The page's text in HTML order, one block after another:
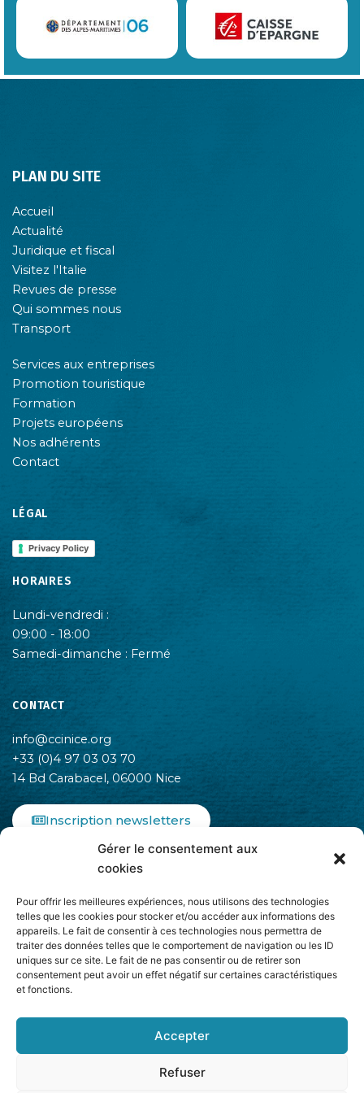
Gérer le consentement aux
cookies
Pour offrir les meilleures expériences, nous utilisons des technologies
telles que les cookies pour stocker et/ou accéder aux informations des
appareils. Le fait de consentir à ces technologies nous permettra de
traiter des données telles que le comportement de navigation ou les ID
uniques sur ce site. Le fait de ne pas consentir ou de retirer son
consentement peut avoir un effet négatif sur certaines caractéristiques
et fonctions.
Accepter
Refuser
PLAN DU SITE
Accueil
Actualité
Juridique et fiscal
Visitez l'Italie
Revues de presse
Qui sommes nous
Transport
Services aux entreprises
Promotion touristique
Formation
Projets européens
Nos adhérents
Contact
LÉGAL
Privacy Policy
HORAIRES
Lundi-vendredi :
09:00 - 18:00
Samedi-dimanche : Fermé
CONTACT
info@ccinice.org
+33 (0)4 97 03 03 70
14 Bd Carabacel, 06000 Nice
Inscription newsletters
e
b
o
o
k
-
t
a
g
r
a
m
L
i
k
e
d
i
n
n